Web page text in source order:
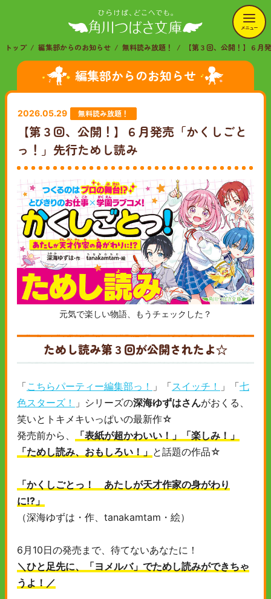
メニュー
トップ 編集部からのお知らせ 無料読み放題！ 【第３回、公開！】６月
編集部からのお知らせ
2026.05.29 無料読み放題！
【第３回、公開！】６月発売「かくしごと
っ！」先行ためし読み
元気で楽しい物語、もうチェックした？
ためし読み第３回が公開されたよ☆
「こちらパーティー編集部っ！ 」「スイッチ！ 」「七
色スターズ！ 」シリーズの深海ゆずはさんがおくる、
笑いとトキメキいっぱいの最新作☆
発売前から、
「表紙が超かわいい！」「楽しみ！」
「ためし読み、おもしろい！」 と話題の作品☆
「かくしごとっ！ あたしが天才作家の身がわり
に!?」
（深海ゆずは・作、tanakamtam・絵）
6月10日の発売まで、待てないあなたに！
＼ひと足先に、「ヨメルバ」でためし読みができちゃ
うよ！／